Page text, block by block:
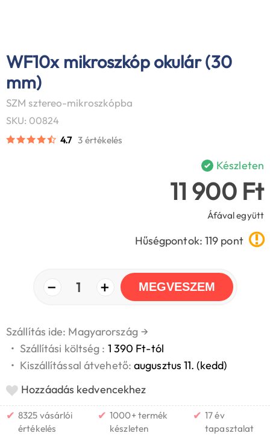
WF10x mikroszkóp okulár (30
mm)
SZM sztereo-mikroszkópba
SKU: 00824
4.7 3 értékelés
Készleten
11 900 Ft
Áfával együtt
Hűségpontok: 119 pont
− 1 + MEGVESZEM
Szállítás ide: Magyarország →
• Szállítási költség : 1 390 Ft-tól
• Kiszállítással átvehető:augusztus 11. (kedd)
Hozzáadás kedvencekhez
✔ 8325 vásárlói
értékelés
✔ 1000+ termék
készleten
✔ 17 év
tapasztalat